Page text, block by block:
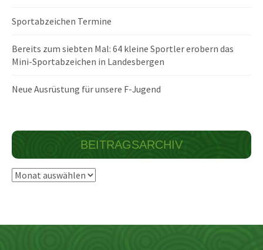
Sportabzeichen Termine
Bereits zum siebten Mal: 64 kleine Sportler erobern das
Mini-Sportabzeichen in Landesbergen
Neue Ausrüstung für unsere F-Jugend
BEITRAGSARCHIV
Beitragsarchiv